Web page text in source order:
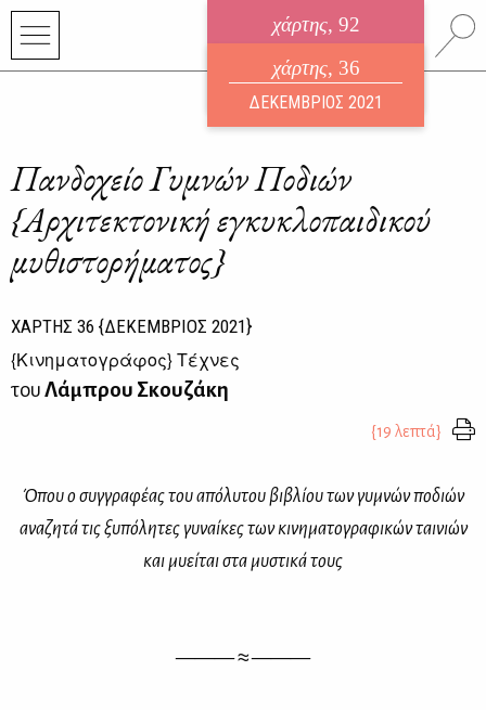
χάρτης, 92
ηλεκτρονικό περιοδικό
ΑΥΓΟΥΣΤΟΣ 2026
χάρτης, 36
ΔΕΚΕΜΒΡΙΟΣ 2021
Πανδοχείο Γυμνών Ποδιών
{Αρχιτεκτονική εγκυκλοπαιδικού
μυθιστορήματος}
ΧΑΡΤΗΣ 36 {ΔΕΚΕΜΒΡΙΟΣ 2021}
{Κινηματογράφος} Τέχνες
τουΛάμπρου Σκουζάκη
{19 λεπτά}
Όπου ο συγ­γρα­φέ­ας του από­λυ­του βι­βλί­ου των γυ­μνών πο­διών
ανα­ζη­τά τις ξυ­πό­λη­τες γυ­ναί­κες των κι­νη­μα­το­γρα­φι­κών ται­νιών
και μυ­εί­ται στα μυ­στι­κά τους
——— ≈ ———